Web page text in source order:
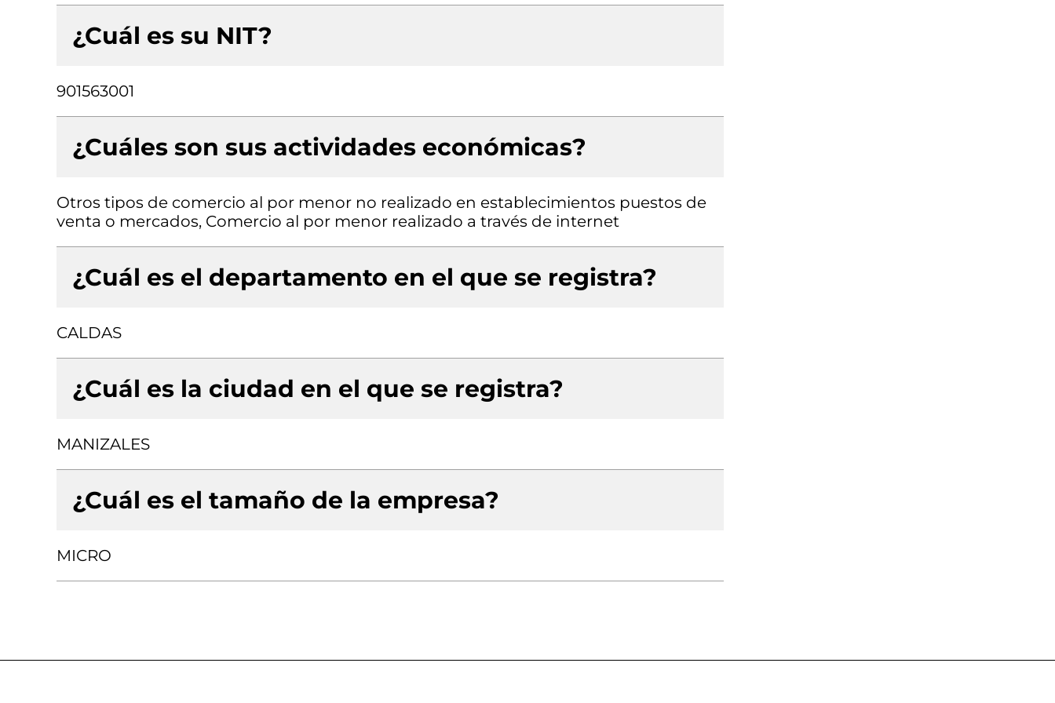
¿Cuál es su NIT?
901563001
¿Cuáles son sus actividades económicas?
Otros tipos de comercio al por menor no realizado en establecimientos puestos de
venta o mercados, Comercio al por menor realizado a través de internet
¿Cuál es el departamento en el que se registra?
CALDAS
¿Cuál es la ciudad en el que se registra?
MANIZALES
¿Cuál es el tamaño de la empresa?
MICRO